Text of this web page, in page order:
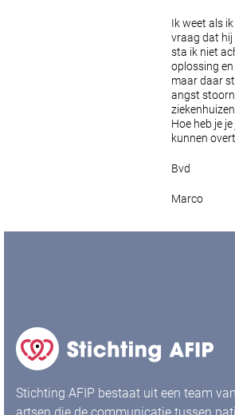
Ik weet als
vraag dat hij
sta ik niet
oplossing
maar daar
angst
Hoe heb je
kunnen
Bvd
Marco
Stichting AFIP bestaat uit een team